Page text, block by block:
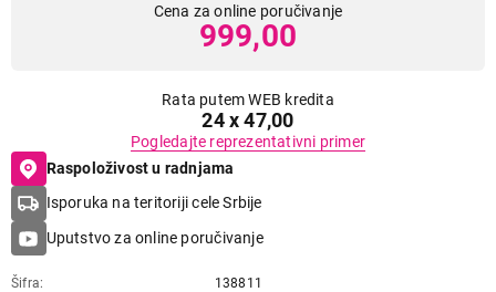
Cena za online poručivanje
999,00
Rata putem WEB kredita
24 x 47,00
Pogledajte reprezentativni primer
Raspoloživost u radnjama
Isporuka na teritoriji cele Srbije
Uputstvo za online poručivanje
Šifra
138811